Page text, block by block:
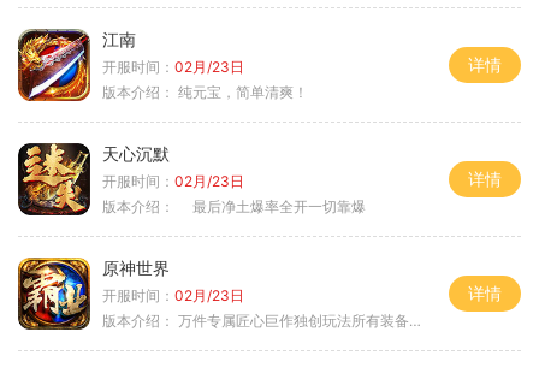
江南
开服时间： 02月/23日
版本介绍： 纯元宝，简单清爽！
详情
天心沉默
开服时间： 02月/23日
版本介绍：
最后净土爆率全开一切靠爆
详情
原神世界
开服时间： 02月/23日
版本介绍： 万件专属匠心巨作独创玩法所有装备靠打
详情